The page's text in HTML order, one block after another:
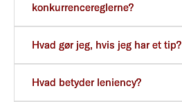
konkurrencereglerne?
Hvad gør jeg, hvis jeg har et tip?
Hvad betyder leniency?